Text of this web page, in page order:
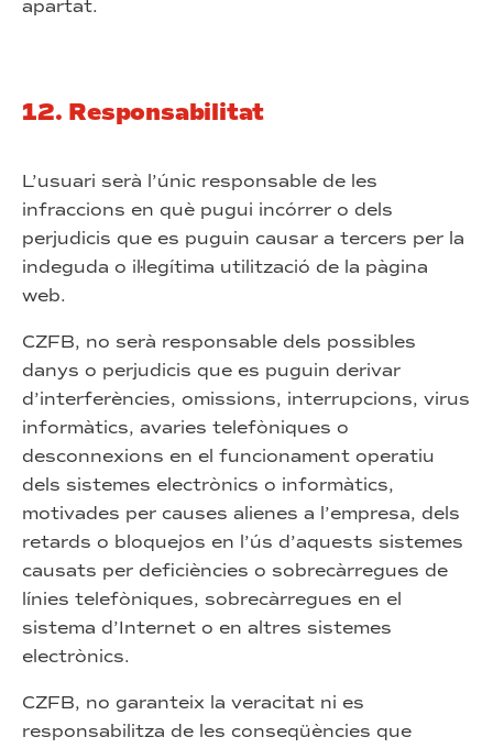
apartat.
12. Responsabilitat
L’usuari serà l’únic responsable de les
infraccions en què pugui incórrer o dels
perjudicis que es puguin causar a tercers per la
indeguda o il·legítima utilització de la pàgina
web.
CZFB, no serà responsable dels possibles
danys o perjudicis que es puguin derivar
d’interferències, omissions, interrupcions, virus
informàtics, avaries telefòniques o
desconnexions en el funcionament operatiu
dels sistemes electrònics o informàtics,
motivades per causes alienes a l’empresa, dels
retards o bloquejos en l’ús d’aquests sistemes
causats per deficiències o sobrecàrregues de
línies telefòniques, sobrecàrregues en el
sistema d’Internet o en altres sistemes
electrònics.
CZFB, no garanteix la veracitat ni es
responsabilitza de les conseqüències que